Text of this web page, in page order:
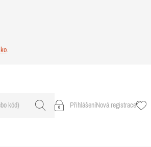
.
PřihlášeníNová registrace